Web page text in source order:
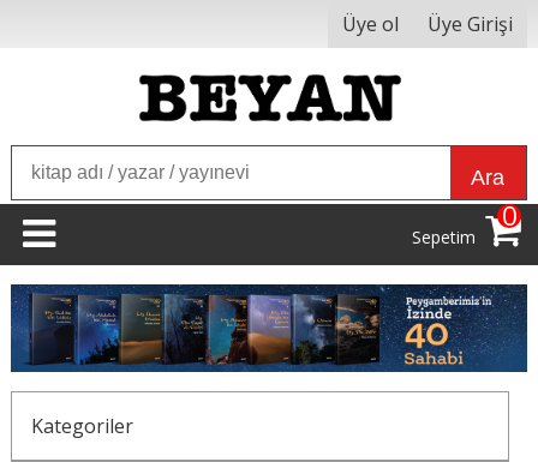
Üye ol Üye Girişi
Ara
Sepetim
0
Kategoriler